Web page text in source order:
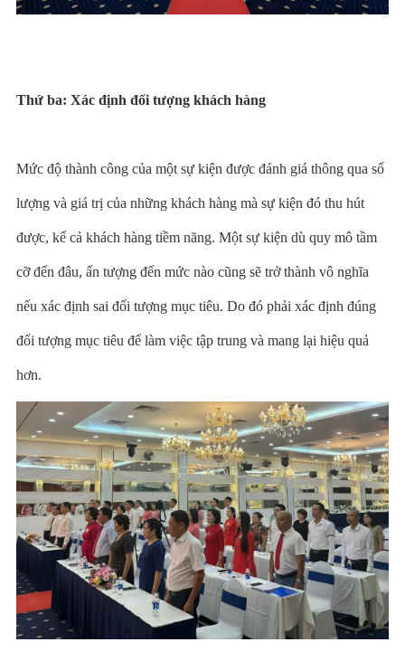
Thứ ba: Xác định đối tượng khách hàng
Mức độ thành công của một sự kiện được đánh giá thông qua số
lượng và giá trị của những khách hàng mà sự kiện đó thu hút
được, kể cả khách hàng tiềm năng. Một sự kiện dù quy mô tầm
cỡ đến đâu, ấn tượng đến mức nào cũng sẽ trở thành vô nghĩa
nếu xác định sai đối tượng mục tiêu. Do đó phải xác định đúng
đối tượng mục tiêu để làm việc tập trung và mang lại hiệu quả
hơn.